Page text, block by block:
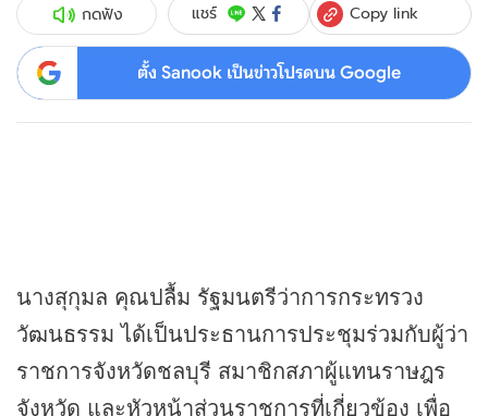
กดฟัง แชร์ Copy link
ตั้ง Sanook เป็นข่าวโปรดบน Google
นางสุกุมล คุณปลื้ม รัฐมนตรีว่าการกระทรวง
วัฒนธรรม ได้เป็นประธานการประชุมร่วมกับผู้ว่า
ราชการจังหวัดชลบุรี สมาชิกสภาผู้แทนราษฎร
จังหวัด และหัวหน้าส่วนราชการที่เกี่ยวข้อง เพื่อ